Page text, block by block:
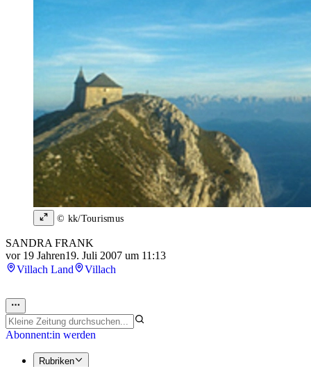
© kk/Tourismus
SANDRA FRANK
vor 19 Jahren19. Juli 2007 um 11:13
Villach Land
Villach
Abonnent:in werden
Rubriken